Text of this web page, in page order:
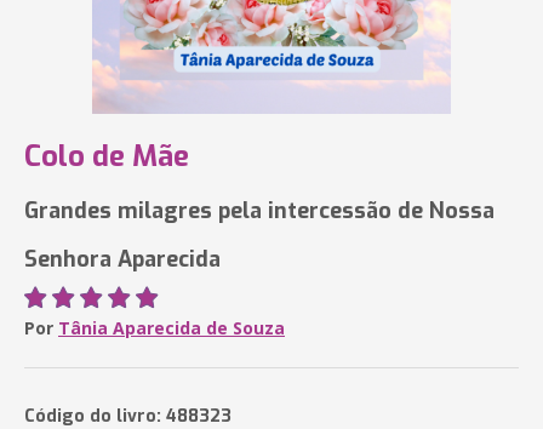
Colo de Mãe
Grandes milagres pela intercessão de Nossa
Senhora Aparecida
Por Tânia Aparecida de Souza
Código do livro: 488323